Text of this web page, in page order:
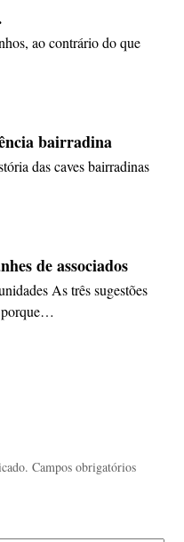
ao contrário do que
bairradina
das caves bairradinas
de associados
As três sugestões
porque…
Campos obrigatórios